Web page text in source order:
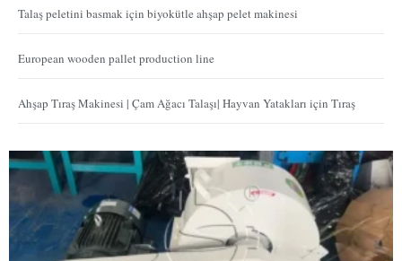
Talaş peletini basmak için biyokütle ahşap pelet makinesi
European wooden pallet production line
Ahşap Tıraş Makinesi | Çam Ağacı Talaşı| Hayvan Yatakları için Tıraş